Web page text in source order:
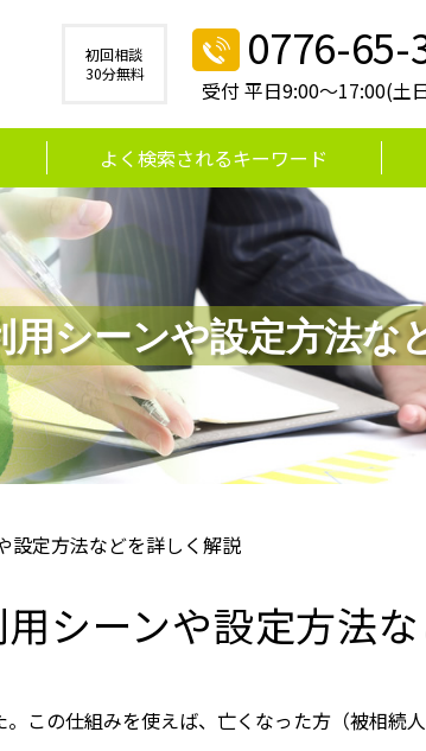
シーンや設定方法な
初回相談
30分無料
0776-65-
受付 平日9:00～17:00(土
よく検索されるキーワード
設定方法などを詳しく解説
シーンや設定方法
この仕組みを使えば、亡くなった方（被相続